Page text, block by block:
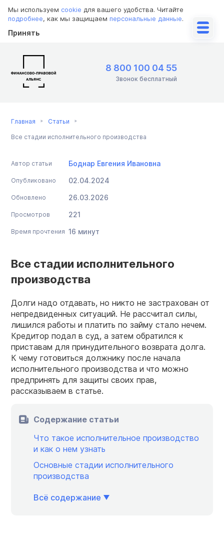
Мы используем cookie для вашего удобства. Читайте
подробнее, как мы защищаем персональные данные.
Принять
8 800 100 04 55
Звонок бесплатный
Главная Статьи
Все стадии исполнительного производства
Автор статьи Боднар Евгения Ивановна
Опубликовано 02.04.2024
Обновлено 26.03.2026
Просмотров 221
Время прочтения 16 минут
Все стадии исполнительного
производства
Долги надо отдавать, но никто не застрахован от
непредвиденных ситуаций. Не рассчитал силы,
лишился работы и платить по займу стало нечем.
Кредитор подал в суд, а затем обратился к
приставам для принудительного возврата долга.
К чему готовиться должнику после начала
исполнительного производства и что можно
предпринять для защиты своих прав,
рассказываем в статье.
Содержание статьи
Что такое исполнительное производство
и как о нем узнать
Основные стадии исполнительного
производства
Всё содержание